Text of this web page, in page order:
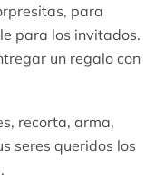
para
para los invitados.
un regalo con
recorta, arma,
seres queridos los